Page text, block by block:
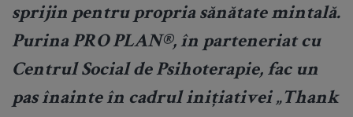
sprijin pentru propria sănătate mintală.
Purina PRO PLAN®, în parteneriat cu
Centrul Social de Psihoterapie, fac un
pas înainte în cadrul inițiativei „Thank